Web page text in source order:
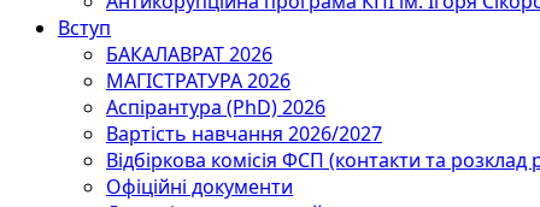
Вступ
БАКАЛАВРАТ 2026
МАГІСТРАТУРА 2026
Аспірантура (PhD) 2026
Вартість навчання 2026/2027
Відбіркова комісія ФСП (контакти та розклад
Офіційні документи